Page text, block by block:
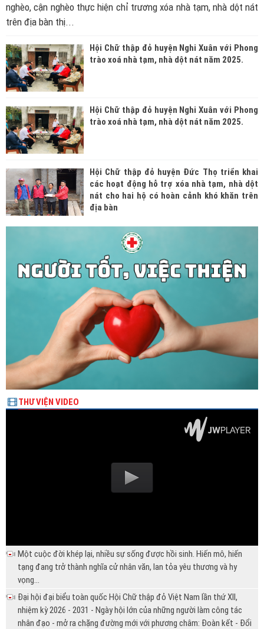
nghèo, cận nghèo thực hiện chỉ trương xóa nhà tạm, nhà dột nát
trên địa bàn thị...
Hội Chữ thập đỏ huyện Nghi Xuân với Phong
trào xoá nhà tạm, nhà dột nát năm 2025.
Hội Chữ thập đỏ huyện Nghi Xuân với Phong
trào xoá nhà tạm, nhà dột nát năm 2025.
Hội Chữ thập đỏ huyện Đức Thọ triển khai
các hoạt động hỗ trợ xóa nhà tạm, nhà dột
nát cho hai hộ có hoàn cảnh khó khăn trên
địa bàn
THƯ VIỆN VIDEO
Một cuộc đời khép lại, nhiều sự sống được hồi sinh. Hiến mô, hiến
tạng đang trở thành nghĩa cử nhân văn, lan tỏa yêu thương và hy
vọng...
Đại hội đại biểu toàn quốc Hội Chữ thập đỏ Việt Nam lần thứ XII,
nhiệm kỳ 2026 - 2031 - Ngày hội lớn của những người làm công tác
nhân đạo - mở ra chặng đường mới với phương châm: Đoàn kết - Đổi